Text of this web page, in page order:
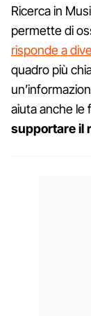
Ricerca in
permette di
risponde a
quadro più
aiuta anche le
supportare il